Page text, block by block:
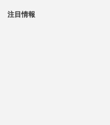
注目情報